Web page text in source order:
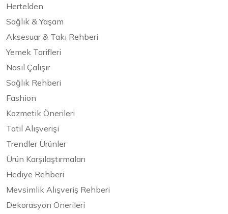
Hertelden
Sağlık & Yaşam
Aksesuar & Takı Rehberi
Yemek Tarifleri
Nasıl Çalışır
Sağlık Rehberi
Fashion
Kozmetik Önerileri
Tatil Alışverişi
Trendler Ürünler
Ürün Karşılaştırmaları
Hediye Rehberi
Mevsimlik Alışveriş Rehberi
Dekorasyon Önerileri